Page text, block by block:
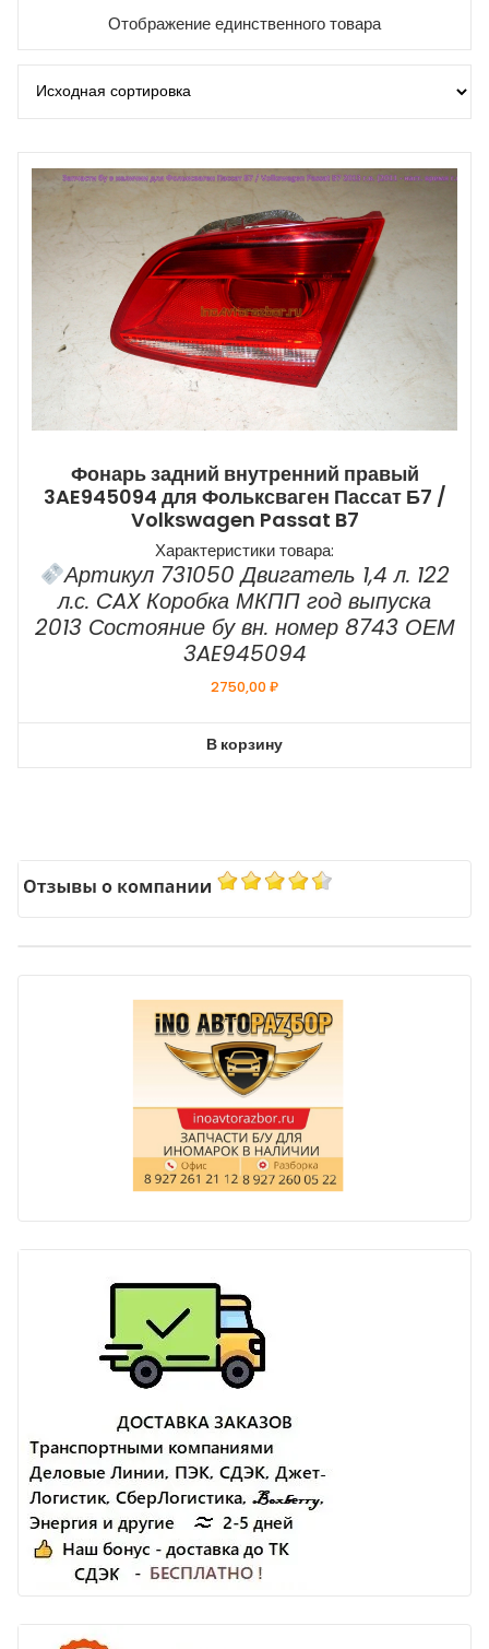
Отображение единственного товара
Фонарь задний внутренний правый
3AE945094 для Фольксваген Пассат Б7 /
Volkswagen Passat B7
Характеристики товара:
Артикул 731050 Двигатель 1,4 л. 122
л.с. CAX Коробка МКПП год выпуска
2013 Состояние бу вн. номер 8743 ОЕМ
3AE945094
2750,00₽
В корзину